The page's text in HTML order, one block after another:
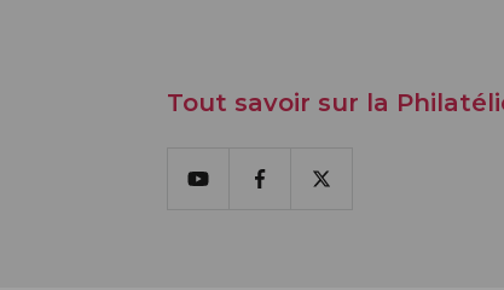
Tout savoir sur la
YoutubeFacebook
X